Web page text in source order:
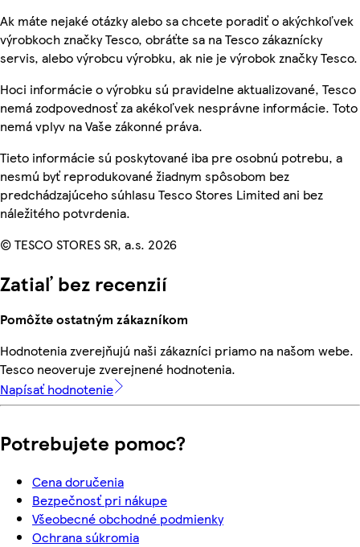
Ak máte nejaké otázky alebo sa chcete poradiť o akýchkoľvek
výrobkoch značky Tesco, obráťte sa na Tesco zákaznícky
servis, alebo výrobcu výrobku, ak nie je výrobok značky Tesco.
Hoci informácie o výrobku sú pravidelne aktualizované, Tesco
nemá zodpovednosť za akékoľvek nesprávne informácie. Toto
nemá vplyv na Vaše zákonné práva.
Tieto informácie sú poskytované iba pre osobnú potrebu, a
nesmú byť reprodukované žiadnym spôsobom bez
predchádzajúceho súhlasu Tesco Stores Limited ani bez
náležitého potvrdenia.
© TESCO STORES SR, a.s. 2026
Zatiaľ bez recenzií
Pomôžte ostatným zákazníkom
Hodnotenia zverejňujú naši zákazníci priamo na našom webe.
Tesco neoveruje zverejnené hodnotenia.
Napísať hodnotenie
Potrebujete pomoc?
Cena doručenia
Bezpečnosť pri nákupe
Všeobecné obchodné podmienky
Ochrana súkromia